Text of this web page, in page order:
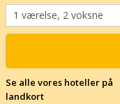
Se alle vores hoteller på
landkort